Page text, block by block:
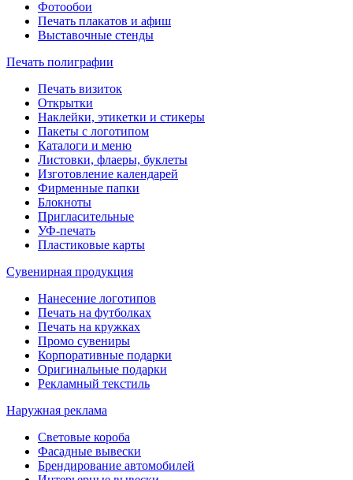
Фотообои
Печать плакатов и афиш
Выставочные стенды
Печать полиграфии
Печать визиток
Открытки
Наклейки, этикетки и стикеры
Пакеты с логотипом
Каталоги и меню
Листовки, флаеры, буклеты
Изготовление календарей
Фирменные папки
Блокноты
Пригласительные
УФ-печать
Пластиковые карты
Сувенирная продукция
Нанесение логотипов
Печать на футболках
Печать на кружках
Промо сувениры
Корпоративные подарки
Оригинальные подарки
Рекламный текстиль
Наружная реклама
Световые короба
Фасадные вывески
Брендирование автомобилей